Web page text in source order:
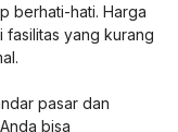
berhati-hati. Harga
fasilitas yang kurang
pasar dan
bisa